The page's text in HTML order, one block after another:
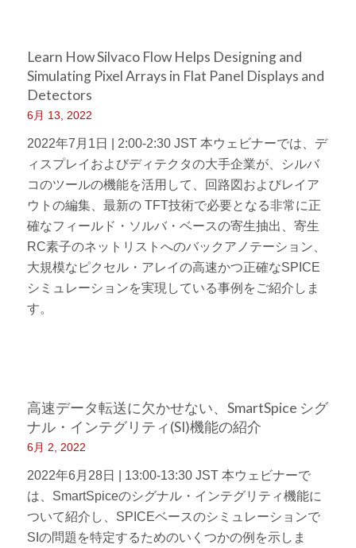
Learn How Silvaco Flow Helps Designing and
Simulating Pixel Arrays in Flat Panel Displays and
Detectors
6月 13, 2022
2022年7月1日 | 2:00-2:30 JST 本ウェビナーでは、デ
ィスプレイおよびディテクタの大手企業が、シルバ
コのツールの機能を活用して、回路図およびレイア
ウトの編集、最新の TFT技術で必要となる非常に正
確なフィールド・ソルバ・ベースの寄生抽出、寄生
RC素子のネットリストへのバックアノテーション、
大規模なピクセル・アレイの高速かつ正確なSPICE
シミュレーションを実現している事例をご紹介しま
す。
高速データ転送に欠かせない、SmartSpice シグ
ナル・インテグリティ(SI)機能の紹介
6月 2, 2022
2022年6月28日 | 13:00-13:30 JST 本ウェビナーで
は、SmartSpiceのシグナル・インテグリティ機能に
ついて紹介し、SPICEベースのシミュレーションで
SIの問題を特定するためのいくつかの例を示しま